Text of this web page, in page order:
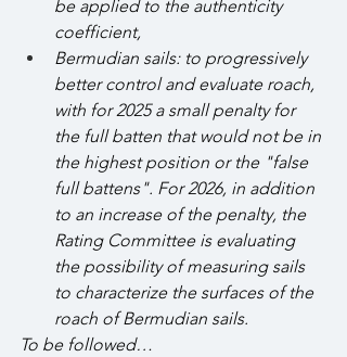
be applied to the authenticity
coefficient,
Bermudian sails: to progressively
better control and evaluate roach,
with for 2025 a small penalty for
the full batten that would not be in
the highest position or the "false
full battens". For 2026, in addition
to an increase of the penalty, the
Rating Committee is evaluating
the possibility of measuring sails
to characterize the surfaces of the
roach of Bermudian sails.
To be followed…